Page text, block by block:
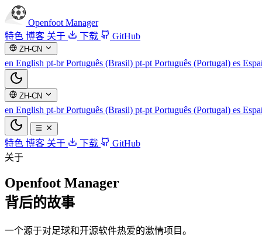
Openfoot Manager
特色 博客 关于 下载 GitHub
ZH-CN
en English pt-brPortuguês (Brasil) pt-pt Português (Portugal) es
ZH-CN
en English pt-brPortuguês (Brasil) pt-pt Português (Portugal) es
特色 博客 关于 下载
GitHub
关于
Openfoot Manager
背后的故事
一个源于对足球和开源软件热爱的激情项目。